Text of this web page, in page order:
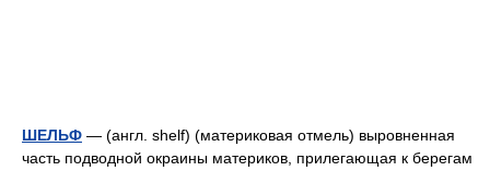
ШЕЛЬФ — (англ. shelf) (материковая отмель) выровненная
часть подводной окраины материков, прилегающая к берегам